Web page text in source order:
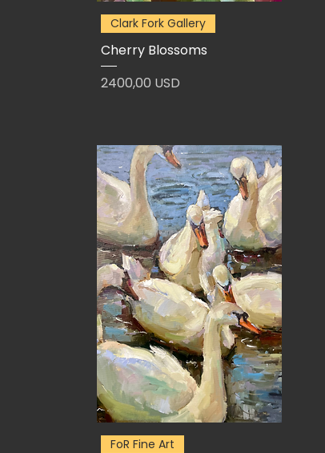
Clark Fork Gallery
Cherry Blossoms
Prezzo
2400,00 USD
FoR Fine Art